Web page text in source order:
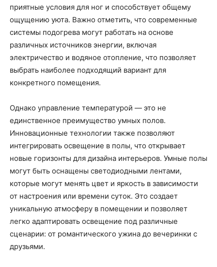
приятные условия для ног и способствует общему
ощущению уюта. Важно отметить, что современные
системы подогрева могут работать на основе
различных источников энергии, включая
электричество и водяное отопление, что позволяет
выбрать наиболее подходящий вариант для
конкретного помещения.
Однако управление температурой — это не
единственное преимущество умных полов.
Инновационные технологии также позволяют
интегрировать освещение в полы, что открывает
новые горизонты для дизайна интерьеров. Умные полы
могут быть оснащены светодиодными лентами,
которые могут менять цвет и яркость в зависимости
от настроения или времени суток. Это создает
уникальную атмосферу в помещении и позволяет
легко адаптировать освещение под различные
сценарии: от романтического ужина до вечеринки с
друзьями.